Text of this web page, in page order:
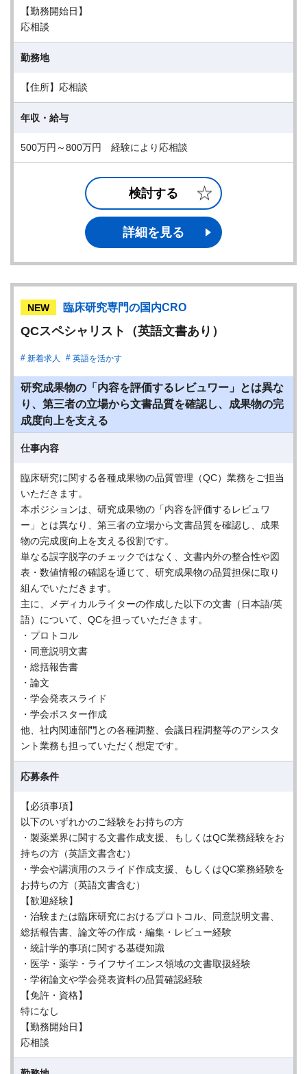
【勤務開始日】
応相談
勤務地
【住所】応相談
年収・給与
500万円～800万円 経験により応相談
検討する
詳細を見る
NEW 臨床研究専門の国内CRO
QCスペシャリスト（英語文書あり）
新着求人 英語を活かす
研究成果物の「内容を評価するレビュワー」とは異な
り、第三者の立場から文書品質を確認し、成果物の完
成度向上を支える
仕事内容
臨床研究に関する各種成果物の品質管理（QC）業務をご担当
いただきます。
本ポジションは、研究成果物の「内容を評価するレビュワ
ー」とは異なり、第三者の立場から文書品質を確認し、成果
物の完成度向上を支える役割です。
単なる誤字脱字のチェックではなく、文書内外の整合性や図
表・数値情報の確認を通じて、研究成果物の品質担保に取り
組んでいただきます。
主に、メディカルライターの作成した以下の文書（日本語/英
語）について、QCを担っていただきます。
・プロトコル
・同意説明文書
・総括報告書
・論文
・学会発表スライド
・学会ポスター作成
他、社内関連部門との各種調整、会議日程調整等のアシスタ
ント業務も担っていただく想定です。
応募条件
【必須事項】
以下のいずれかのご経験をお持ちの方
・製薬業界に関する文書作成支援、もしくはQC業務経験をお
持ちの方（英語文書含む）
・学会や講演用のスライド作成支援、もしくはQC業務経験を
お持ちの方（英語文書含む）
【歓迎経験】
・治験または臨床研究におけるプロトコル、同意説明文書、
総括報告書、論文等の作成・編集・レビュー経験
・統計学的事項に関する基礎知識
・医学・薬学・ライフサイエンス領域の文書取扱経験
・学術論文や学会発表資料の品質確認経験
【免許・資格】
特になし
【勤務開始日】
応相談